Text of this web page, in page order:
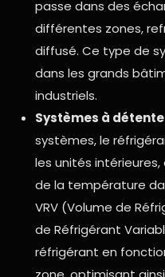
passe dans des
différentes zones,
diffusé. Ce type de
dans les grands
industriels.
Systèmes à
systèmes, le
les unités
de la température
VRV (Volume de
de Réfrigérant
réfrigérant en